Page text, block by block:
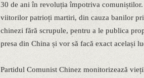
30 de ani în revoluția împotriva
viitorilor patrioți martiri, din cauza banilor
chinezi fără scrupule, pentru a le publica
presa din China și vor să facă exact același
Partidul Comunist Chinez monitorizează